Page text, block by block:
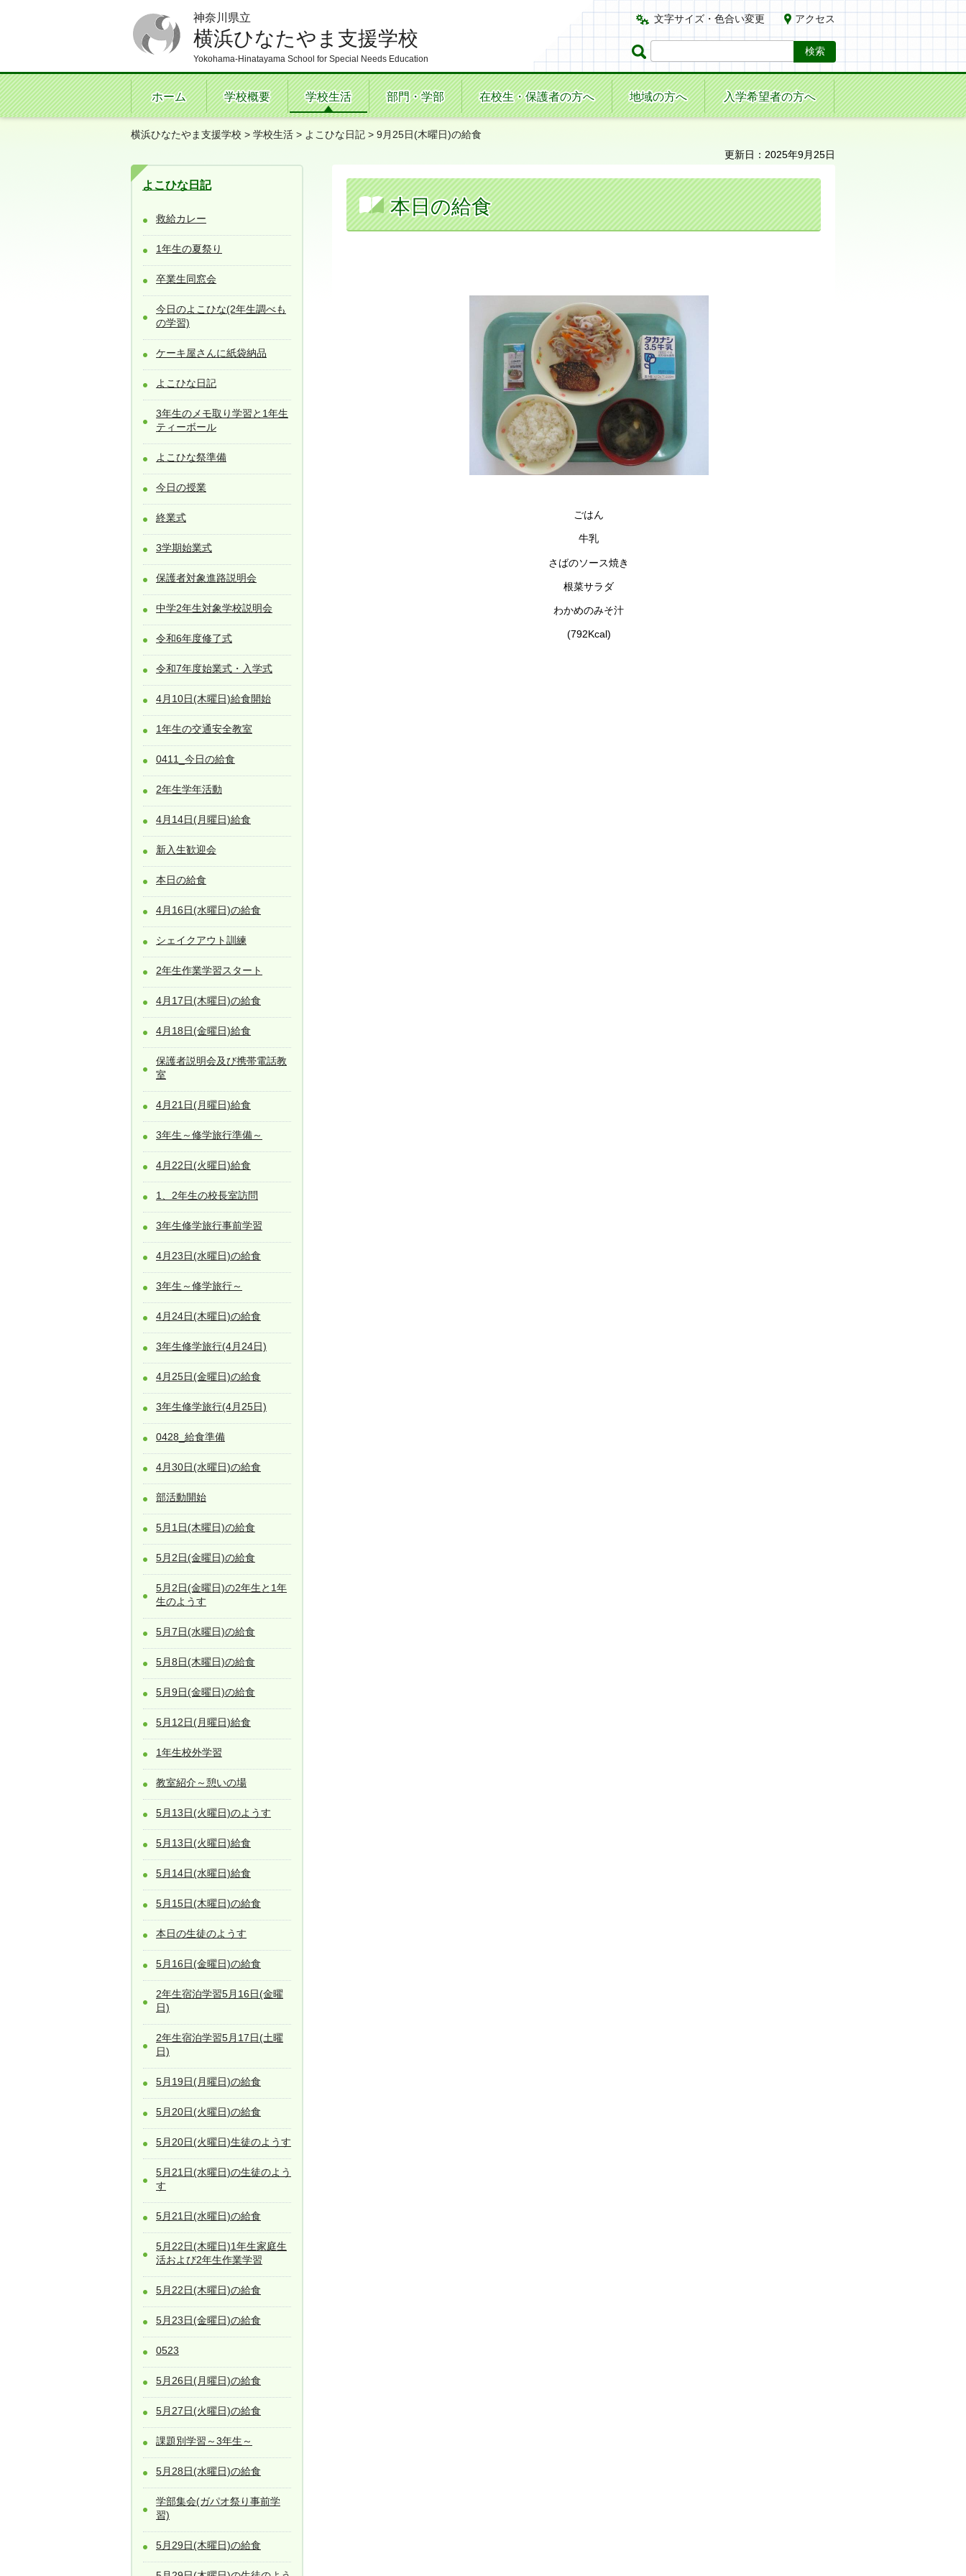
神奈川県立
横浜ひなたやま支援学校
Yokohama-Hinatayama School for Special Needs Education
文字サイズ・色合い変更 アクセス
ホーム 学校概要 学校生活 部門・学部 在校生・保護者の方へ 地域の方へ 入学希望者の方へ
横浜ひなたやま支援学校 > 学校生活 > よこひな日記 > 9月25日(木曜日)の給食
更新日：2025年9月25日
よこひな日記
救給カレー
1年生の夏祭り
卒業生同窓会
今日のよこひな(2年生調べも
の学習)
ケーキ屋さんに紙袋納品
よこひな日記
3年生のメモ取り学習と1年生
ティーボール
よこひな祭準備
今日の授業
終業式
3学期始業式
保護者対象進路説明会
中学2年生対象学校説明会
令和6年度修了式
令和7年度始業式・入学式
4月10日(木曜日)給食開始
1年生の交通安全教室
0411_今日の給食
2年生学年活動
4月14日(月曜日)給食
新入生歓迎会
本日の給食
4月16日(水曜日)の給食
シェイクアウト訓練
2年生作業学習スタート
4月17日(木曜日)の給食
4月18日(金曜日)給食
保護者説明会及び携帯電話教
室
4月21日(月曜日)給食
3年生～修学旅行準備～
4月22日(火曜日)給食
1、2年生の校長室訪問
3年生修学旅行事前学習
4月23日(水曜日)の給食
3年生～修学旅行～
4月24日(木曜日)の給食
3年生修学旅行(4月24日)
4月25日(金曜日)の給食
3年生修学旅行(4月25日)
0428_給食準備
4月30日(水曜日)の給食
部活動開始
5月1日(木曜日)の給食
5月2日(金曜日)の給食
5月2日(金曜日)の2年生と1年
生のようす
5月7日(水曜日)の給食
5月8日(木曜日)の給食
5月9日(金曜日)の給食
5月12日(月曜日)給食
1年生校外学習
教室紹介～憩いの場
5月13日(火曜日)のようす
5月13日(火曜日)給食
5月14日(水曜日)給食
5月15日(木曜日)の給食
本日の生徒のようす
5月16日(金曜日)の給食
2年生宿泊学習5月16日(金曜
日)
2年生宿泊学習5月17日(土曜
日)
5月19日(月曜日)の給食
5月20日(火曜日)の給食
5月20日(火曜日)生徒のようす
5月21日(水曜日)の生徒のよう
す
5月21日(水曜日)の給食
5月22日(木曜日)1年生家庭生
活および2年生作業学習
5月22日(木曜日)の給食
5月23日(金曜日)の給食
0523
5月26日(月曜日)の給食
5月27日(火曜日)の給食
課題別学習～3年生～
5月28日(水曜日)の給食
学部集会(ガパオ祭り事前学
習)
5月29日(木曜日)の給食
本日の給食
ごはん
牛乳
さばのソース焼き
根菜サラダ
わかめのみそ汁
(792Kcal)